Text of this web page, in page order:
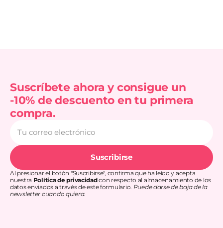
Suscríbete ahora y consigue un
-10% de descuento en tu primera
compra.
correo
electrónico
Suscribirse
Al presionar el botón "Suscribirse", confirma que ha leído y acepta
nuestra Política de privacidadcon respecto al almacenamiento de los
datos enviados a través de este formulario. Puede darse de baja de la
newsletter cuando quiera.